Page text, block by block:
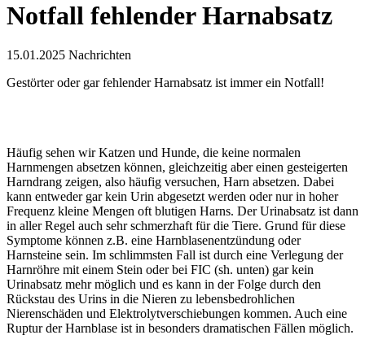
Notfall fehlender Harnabsatz
15.01.2025 Nachrichten
Gestörter oder gar fehlender Harnabsatz ist immer ein Notfall!
Häufig sehen wir Katzen und Hunde, die keine normalen
Harnmengen absetzen können, gleichzeitig aber einen gesteigerten
Harndrang zeigen, also häufig versuchen, Harn absetzen. Dabei
kann entweder gar kein Urin abgesetzt werden oder nur in hoher
Frequenz kleine Mengen oft blutigen Harns. Der Urinabsatz ist dann
in aller Regel auch sehr schmerzhaft für die Tiere. Grund für diese
Symptome können z.B. eine Harnblasenentzündung oder
Harnsteine sein. Im schlimmsten Fall ist durch eine Verlegung der
Harnröhre mit einem Stein oder bei FIC (sh. unten) gar kein
Urinabsatz mehr möglich und es kann in der Folge durch den
Rückstau des Urins in die Nieren zu lebensbedrohlichen
Nierenschäden und Elektrolytverschiebungen kommen. Auch eine
Ruptur der Harnblase ist in besonders dramatischen Fällen möglich.